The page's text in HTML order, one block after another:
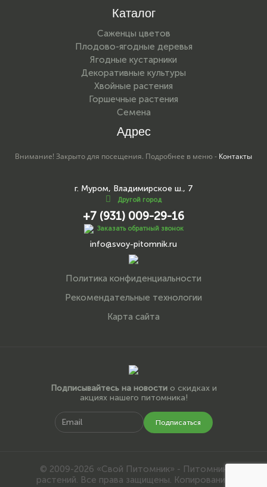
Каталог
Саженцы цветов
Плодово-ягодные деревья
Ягодные кустарники
Декоративные культуры
Хвойные растения
Горшечные растения
Семена
Адрес
Внимание! Закрыто для посещения. Подробнее в меню - Контакты
г. Муром, Владимирское ш., 7
Другой город
+7 (931) 009-29-16
Заказать обратный звонок
info@svoy-pitomnik.ru
Политика конфиденциальности
Рекомендательные технологии
Карта сайта
Подписывайтесь на новостио скидках и
акциях нашего питомника!
Подписаться
© 2009-2026 «Свой Питомник» - Питомник
растений. Все права защищены. Копирование